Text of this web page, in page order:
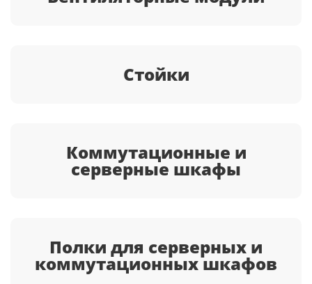
Стойки
Коммутационные и
серверные шкафы
Полки для серверных и
коммутационных шкафов